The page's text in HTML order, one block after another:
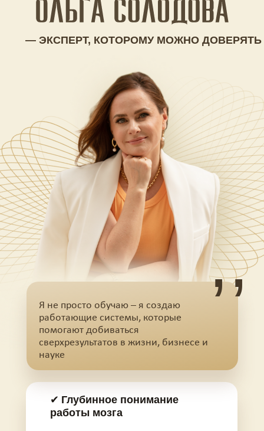
— ЭКСПЕРТ, КОТОРОМУ МОЖНО ДОВЕРЯТЬ
✔ Глубинное понимание
работы мозга
Я не просто обучаю – я создаю
работающие системы, которые
помогают добиваться
сверхрезультатов в жизни, бизнесе и
науке
,,